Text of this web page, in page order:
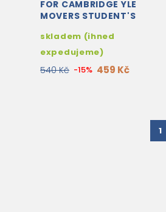
FOR CAMBRIDGE YLE
MOVERS STUDENT'S
ANSWERS WITH AUDIO
skladem (ihned
expedujeme)
540 Kč -15% 459 Kč
1